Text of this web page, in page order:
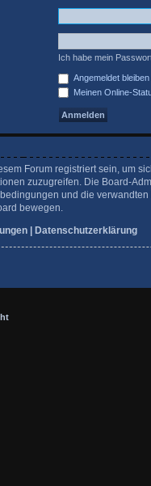
Ich habe mein
Angemeldet bleiben
Meinen Online-
Forum registriert sein, um
zuzugreifen. Die Board-
und die
bewegen.
| Datenschutzerklärung